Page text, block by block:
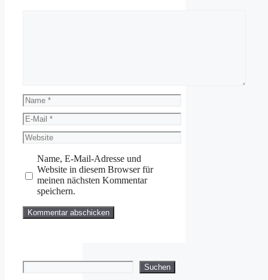
Name
E-
Mail
Website
Name, E-Mail-Adresse und
Website in diesem Browser für
meinen nächsten Kommentar
speichern.
Suchen Suchen